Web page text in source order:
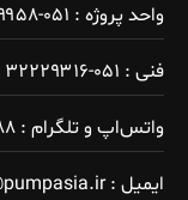
واحد پروژه : ۰۵۱-۳۲۲۳۹۹۵۸
فنی : ۰۵۱-۳۲۲۲۹۳۱۶
واتس‌اپ و تلگرام : ۰۹۳۹۲۹۸۵۰۸۸
ایمیل : info@pumpasia.ir